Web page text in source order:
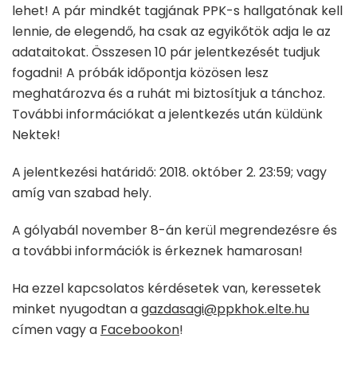
lehet! A pár mindkét tagjának PPK-s hallgatónak kell
lennie, de elegendő, ha csak az egyikőtök adja le az
adataitokat. Összesen 10 pár jelentkezését tudjuk
fogadni! A próbák időpontja közösen lesz
meghatározva és a ruhát mi biztosítjuk a tánchoz.
További információkat a jelentkezés után küldünk
Nektek!
A jelentkezési határidő: 2018. október 2. 23:59; vagy
amíg van szabad hely.
A gólyabál november 8-án kerül megrendezésre és
a további információk is érkeznek hamarosan!
Ha ezzel kapcsolatos kérdésetek van, keressetek
minket nyugodtan agazdasagi@ppkhok.elte.hu
címen vagy a Facebookon!